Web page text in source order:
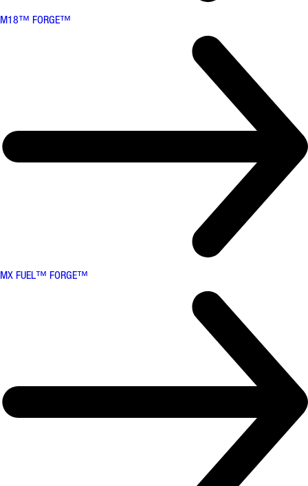
M18™ FORGE™
MX FUEL™ FORGE™